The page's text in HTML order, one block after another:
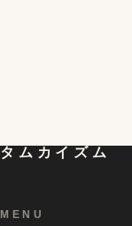
タムカイズム
MENU